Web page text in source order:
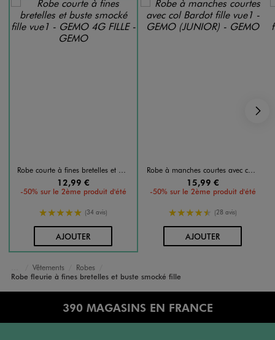
Robe courte à fines bretelles et buste smocké fille
12,99 €
-50% sur le 2ème produit d'été
5/5 de moyenne
(34 avis)
AJOUTERAU PANIER
Robe à manches courtes avec col Bardot fille
15,99 €
-50% sur le 2ème produit d'été
4.5/5 de moyenne
(28 avis)
AJOUTERAU PANIER
Accueil
Fille
Vêtements
Robes
Robe fleurie à fines bretelles et buste smocké fille
390 MAGASINS EN FRANCE